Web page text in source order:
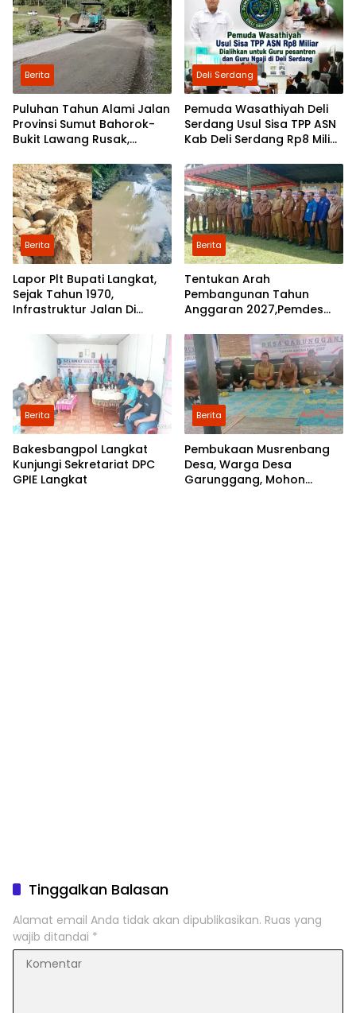
Berita
Puluhan Tahun Alami Jalan
Provinsi Sumut Bahorok-
Bukit Lawang Rusak,
Perbaikan
Deli Serdang
Pemuda Wasathiyah Deli
Serdang Usul Sisa TPP ASN
Kab Deli Serdang Rp8 Miliar
Pesantren dan Guru Ngaji
Berita
Lapor Plt Bupati Langkat,
Sejak Tahun 1970,
Infrastruktur Jalan Di
Diperhatikan Pemerintah
Kabupaten Langkat
Berita
Tentukan Arah
Pembangunan Tahun
Anggaran 2027,Pemdes
Musrenbang
Berita
Bakesbangpol Langkat
Kunjungi Sekretariat DPC
GPIE Langkat
Berita
Pembukaan Musrenbang
Desa, Warga Desa
Garunggang, Mohon
Tinggalkan Balasan
Alamat email Anda tidak akan dipublikasikan. Ruas yang
wajib ditandai *